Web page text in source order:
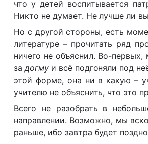
что у детей воспитывается
Никто не думает. Не лучше ли
Но с другой стороны, есть
литературе – прочитать ряд
ничего не объяснил. Во-
задогму и всё подгоняли под
этой форме, она ни в какую –
учителю не объяснить, что это
Всего не разобрать в
направлении. Возможно, мы
раньше, ибо завтра будет